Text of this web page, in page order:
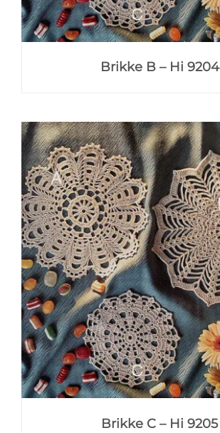
Brikke B – Hi 9204
Brikke C – Hi 9205